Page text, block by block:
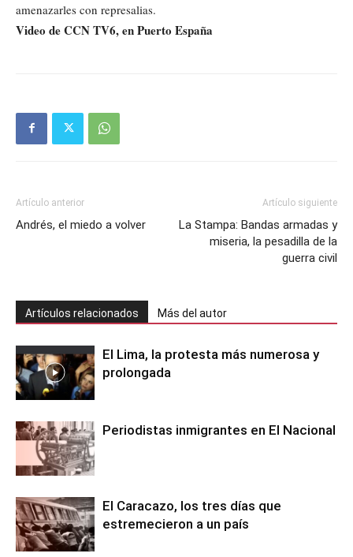
amenazarles con represalias.
Video de CCN TV6, en Puerto España
Artículo anterior
Andrés, el miedo a volver
Artículo siguiente
La Stampa: Bandas armadas y
miseria, la pesadilla de la
guerra civil
Artículos relacionados Más del autor
El Lima, la protesta más numerosa y
prolongada
Periodistas inmigrantes en El Nacional
El Caracazo, los tres días que
estremecieron a un país